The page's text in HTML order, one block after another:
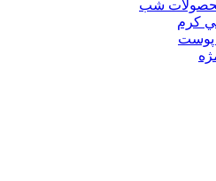
شب
كرم
پوست